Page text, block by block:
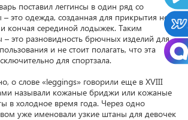
поставил леггинсы в один ряд со
это одежда, созданная для прикрытия ног,
кончая серединой лодыжек. Таким
– это разновидность брючных изделий для
и не стоит полагать, что эта
для спортзала.
о слове «leggings» говорили еще в XVIII
называли кожаные бриджи или кожаные
в холодное время года. Через одно
уже именовали узкие штаны для девочек